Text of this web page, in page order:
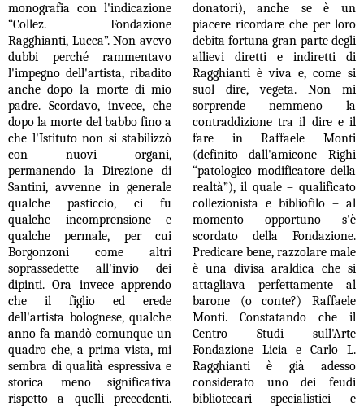
monografia con l'indicazione
“Collez. Fondazione
Ragghianti, Lucca”. Non avevo
dubbi perché rammentavo
l'impegno dell'artista, ribadito
anche dopo la morte di mio
padre. Scordavo, invece, che
dopo la morte del babbo fino a
che l'Istituto non si stabilizzò
con nuovi organi,
permanendo la Direzione di
Santini, avvenne in generale
qualche pasticcio, ci fu
qualche incomprensione e
qualche permale, per cui
Borgonzoni come altri
soprassedette all'invio dei
dipinti. Ora invece apprendo
che il figlio ed erede
dell'artista bolognese, qualche
anno fa mandò comunque un
quadro che, a prima vista, mi
sembra di qualità espressiva e
storica meno significativa
rispetto a quelli precedenti.
donatori), anche se è un
piacere ricordare che per loro
debita fortuna gran parte degli
allievi diretti e indiretti di
Ragghianti è viva e, come si
suol dire, vegeta. Non mi
sorprende nemmeno la
contraddizione tra il dire e il
fare in Raffaele Monti
(definito dall'amicone Righi
“patologico modificatore della
realtà”), il quale – qualificato
collezionista e bibliofilo – al
momento opportuno s'è
scordato della Fondazione.
Predicare bene, razzolare male
è una divisa araldica che si
attagliava perfettamente al
barone (o conte?) Raffaele
Monti. Constatando che il
Centro Studi sull'Arte
Fondazione Licia e Carlo L.
Ragghianti è già adesso
considerato uno dei feudi
bibliotecari specialistici e